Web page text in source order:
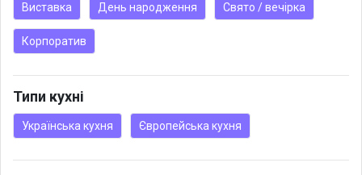
Виставка День народження Свято / вечірка
Корпоратив
Типи кухні
Українська кухня Європейська кухня